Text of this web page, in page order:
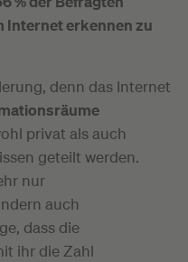
Internet erkennen zu
denn das Internet
privat als auch
geteilt werden.
nur
auch
dass die
ihr die Zahl